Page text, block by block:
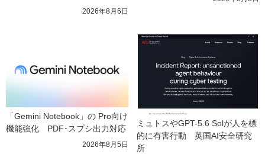
2026年8月6日
「Gemini Notebook」の Pro向け
機能強化　PDF･スプシ出力対応
2026年8月5日
ミュトスやGPT-5.6 Solが人を標
的に有害行動　英国AI安全研究
所